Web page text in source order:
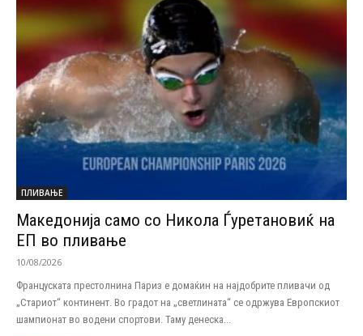
ПЛИВАЊЕ
Македонија само со Никола Ѓуретановиќ на
ЕП во пливање
10/08/2026
Француската престолнина Париз е домаќин на најдобрите пливачи од
„Стариот“ континент. Во градот на „светлината“ се одржува Европскиот
шампионат во водени спортови. Таму денеска...